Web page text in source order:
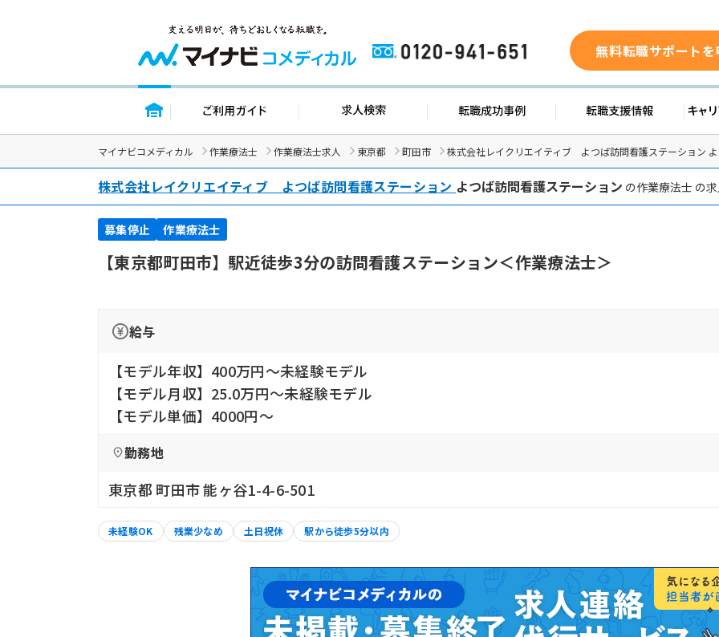
0120-941-651 無料転職サポート
トップページ ご利用ガイド 求人検索 転職成功事例 転職支
マイナビコメディカル 作業療法士 作業療法士求人 東京都 町田市 株式会社レイクリエイティブ よつば訪問看護ステーション
株式会社レイクリエイティブ よつば訪問看護ステーション よつば訪問看護ステーション の作業療法士 の
募集停止 作業療法士
【東京都町田市】駅近徒歩3分の訪問看護ステーション＜作業療法士＞
給与
【モデル年収】400万円〜未経験モデル
【モデル月収】25.0万円〜未経験モデル
【モデル単価】4000円〜
勤務地
東京都 町田市 能ヶ谷1-4-6-501
未経験OK 残業少なめ 土日祝休 駅から徒歩5分以内